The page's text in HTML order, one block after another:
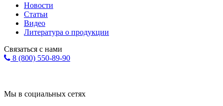
Новости
Статьи
Видео
Литература о продукции
Связаться с нами
8 (800) 550-89-90
Мы в социальных сетях